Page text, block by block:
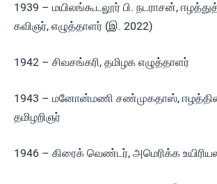
1939 – மயிலங்கூடலூர் பி. நடராசன்,
கவிஞர், எழுத்தாளர் (இ. 2022)
1942 – சிவசங்கரி, தமிழக எழுத்தாளர்
1943 – மனோன்மணி சண்முகதாஸ்,
தமிழறிஞர்
1946 – கிரைக் வெண்டர், அமெரிக்க